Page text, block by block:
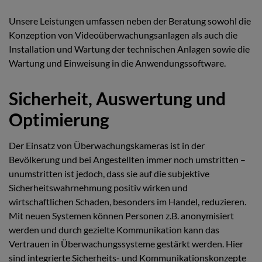
Unsere Leistungen umfassen neben der Beratung sowohl die
Konzeption von Videoüberwachungsanlagen als auch die
Installation und Wartung der technischen Anlagen sowie die
Wartung und Einweisung in die Anwendungssoftware.
Sicherheit, Auswertung und
Optimierung
Der Einsatz von Überwachungskameras ist in der
Bevölkerung und bei Angestellten immer noch umstritten –
unumstritten ist jedoch, dass sie auf die subjektive
Sicherheitswahrnehmung positiv wirken und
wirtschaftlichen Schaden, besonders im Handel, reduzieren.
Mit neuen Systemen können Personen z.B. anonymisiert
werden und durch gezielte Kommunikation kann das
Vertrauen in Überwachungssysteme gestärkt werden. Hier
sind integrierte Sicherheits- und Kommunikationskonzepte